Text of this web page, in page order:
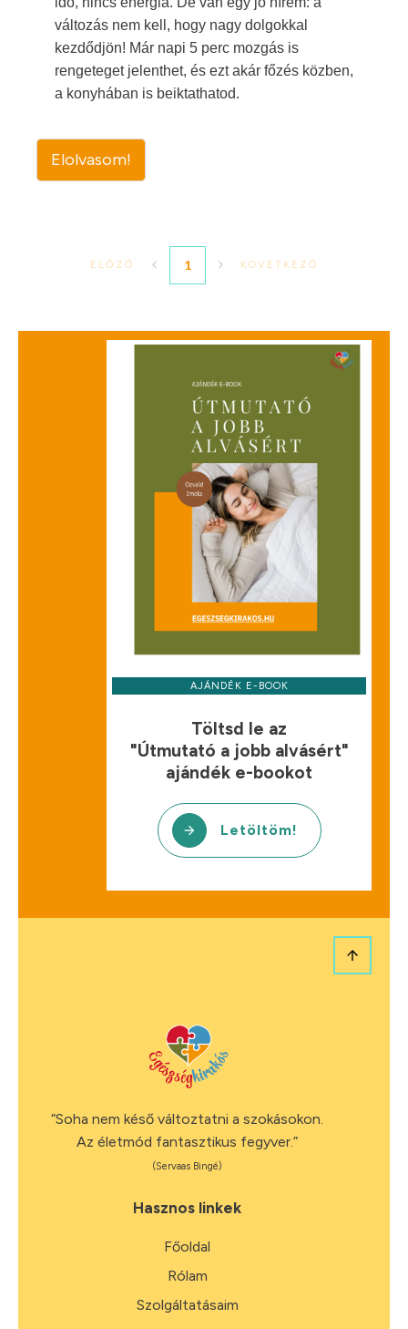
változás nem kell, hogy nagy dolgokkal
kezdődjön! Már napi 5 perc mozgás is
rengeteget jelenthet, és ezt akár főzés közben,
a konyhában is beiktathatod.
Elolvasom!
ELŐZŐ 1 KÖVETKEZŐ
AJÁNDÉK E-BOOK
Töltsd le az
"Útmutató a jobb alvásért"
ajándék e-bookot
Letöltöm!
“Soha nem késő változtatni a szokásokon.
Az életmód fantasztikus fegyver.”
(Servaas Bingé)
Hasznos linkek
Főoldal
Rólam
Szolgáltatásaim